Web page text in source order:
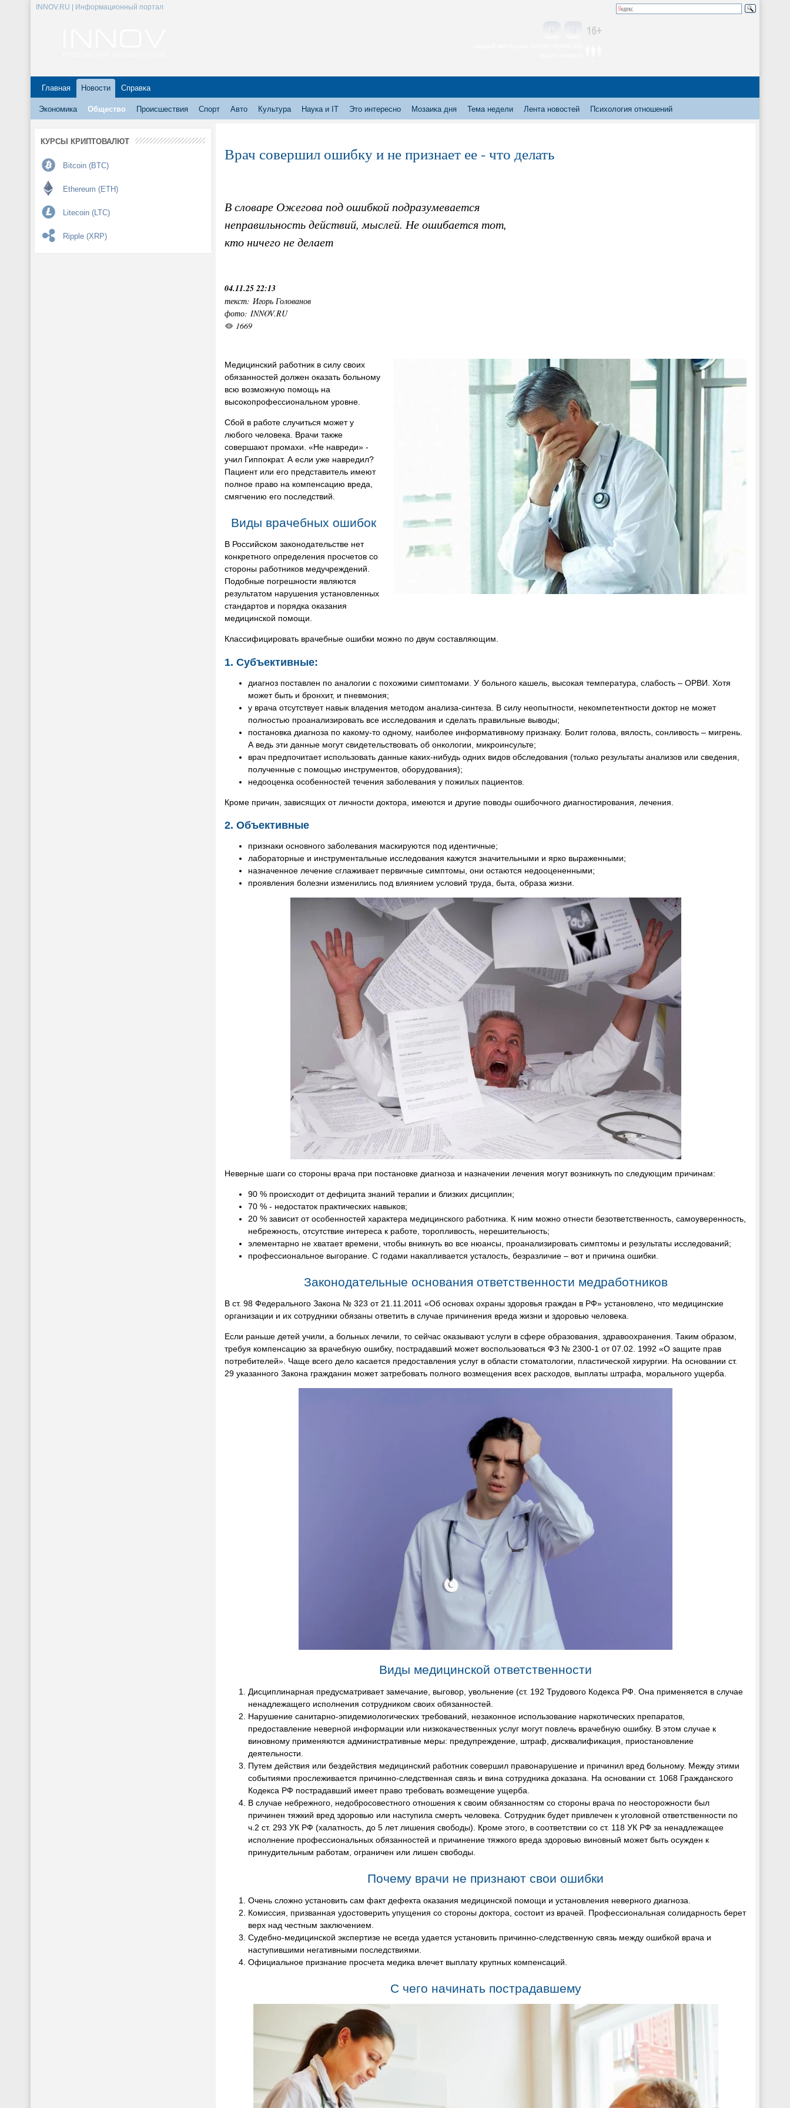
INNOV.RU | Информационный портал
Главная Новости Справка
Экономика Общество Происшествия Спорт Авто Культура Наука и IT Это интересно Мозаика дня Тема недели Лента новостей Психология отношений
КУРСЫ КРИПТОВАЛЮТ
Bitcoin (BTC)
Ethereum (ETH)
Litecoin (LTC)
Ripple (XRP)
Врач совершил ошибку и не признает ее - что делать
В словаре Ожегова под ошибкой подразумевается
неправильность действий, мыслей. Не ошибается тот,
кто ничего не делает
04.11.25 22:13
текст: Игорь Голованов
фото: INNOV.RU
1669
Медицинский работник в силу своих
обязанностей должен оказать больному
всю возможную помощь на
высокопрофессиональном уровне.
Сбой в работе случиться может у
любого человека. Врачи также
совершают промахи. «Не навреди» -
учил Гиппократ. А если уже навредил?
Пациент или его представитель имеют
полное право на компенсацию вреда,
смягчению его последствий.
Виды врачебных ошибок
В Российском законодательстве нет
конкретного определения просчетов со
стороны работников медучреждений.
Подобные погрешности являются
результатом нарушения установленных
стандартов и порядка оказания
медицинской помощи.
Классифицировать врачебные ошибки можно по двум составляющим.
1. Субъективные:
диагноз поставлен по аналогии с похожими симптомами. У больного кашель, высокая температура, слабость – ОРВИ. Хотя
может быть и бронхит, и пневмония;
у врача отсутствует навык владения методом анализа-синтеза. В силу неопытности, некомпетентности доктор не может
полностью проанализировать все исследования и сделать правильные выводы;
постановка диагноза по какому-то одному, наиболее информативному признаку. Болит голова, вялость, сонливость – мигрень.
А ведь эти данные могут свидетельствовать об онкологии, микроинсульте;
врач предпочитает использовать данные каких-нибудь одних видов обследования (только результаты анализов или сведения,
полученные с помощью инструментов, оборудования);
недооценка особенностей течения заболевания у пожилых пациентов.
Кроме причин, зависящих от личности доктора, имеются и другие поводы ошибочного диагностирования, лечения.
2. Объективные
признаки основного заболевания маскируются под идентичные;
лабораторные и инструментальные исследования кажутся значительными и ярко выраженными;
назначенное лечение сглаживает первичные симптомы, они остаются недооцененными;
проявления болезни изменились под влиянием условий труда, быта, образа жизни.
Неверные шаги со стороны врача при постановке диагноза и назначении лечения могут возникнуть по следующим причинам:
90 % происходит от дефицита знаний терапии и близких дисциплин;
70 % - недостаток практических навыков;
20 % зависит от особенностей характера медицинского работника. К ним можно отнести безответственность, самоуверенность,
небрежность, отсутствие интереса к работе, торопливость, нерешительность;
элементарно не хватает времени, чтобы вникнуть во все нюансы, проанализировать симптомы и результаты исследований;
профессиональное выгорание. С годами накапливается усталость, безразличие – вот и причина ошибки.
Законодательные основания ответственности медработников
В ст. 98 Федерального Закона № 323 от 21.11.2011 «Об основах охраны здоровья граждан в РФ» установлено, что медицинские
организации и их сотрудники обязаны ответить в случае причинения вреда жизни и здоровью человека.
Если раньше детей учили, а больных лечили, то сейчас оказывают услуги в сфере образования, здравоохранения. Таким образом,
требуя компенсацию за врачебную ошибку, пострадавший может воспользоваться ФЗ № 2300-1 от 07.02. 1992 «О защите прав
потребителей». Чаще всего дело касается предоставления услуг в области стоматологии, пластической хирургии. На основании ст.
29 указанного Закона гражданин может затребовать полного возмещения всех расходов, выплаты штрафа, морального ущерба.
Виды медицинской ответственности
Дисциплинарная предусматривает замечание, выговор, увольнение (ст. 192 Трудового Кодекса РФ. Она применяется в случае
ненадлежащего исполнения сотрудником своих обязанностей.
Нарушение санитарно-эпидемиологических требований, незаконное использование наркотических препаратов,
предоставление неверной информации или низкокачественных услуг могут повлечь врачебную ошибку. В этом случае к
виновному применяются административные меры: предупреждение, штраф, дисквалификация, приостановление
деятельности.
Путем действия или бездействия медицинский работник совершил правонарушение и причинил вред больному. Между этими
событиями прослеживается причинно-следственная связь и вина сотрудника доказана. На основании ст. 1068 Гражданского
Кодекса РФ пострадавший имеет право требовать возмещение ущерба.
В случае небрежного, недобросовестного отношения к своим обязанностям со стороны врача по неосторожности был
причинен тяжкий вред здоровью или наступила смерть человека. Сотрудник будет привлечен к уголовной ответственности по
ч.2 ст. 293 УК РФ (халатность, до 5 лет лишения свободы). Кроме этого, в соответствии со ст. 118 УК РФ за ненадлежащее
исполнение профессиональных обязанностей и причинение тяжкого вреда здоровью виновный может быть осужден к
принудительным работам, ограничен или лишен свободы.
Почему врачи не признают свои ошибки
Очень сложно установить сам факт дефекта оказания медицинской помощи и установления неверного диагноза.
Комиссия, призванная удостоверить упущения со стороны доктора, состоит из врачей. Профессиональная солидарность берет
верх над честным заключением.
Судебно-медицинской экспертизе не всегда удается установить причинно-следственную связь между ошибкой врача и
наступившими негативными последствиями.
Официальное признание просчета медика влечет выплату крупных компенсаций.
С чего начинать пострадавшему